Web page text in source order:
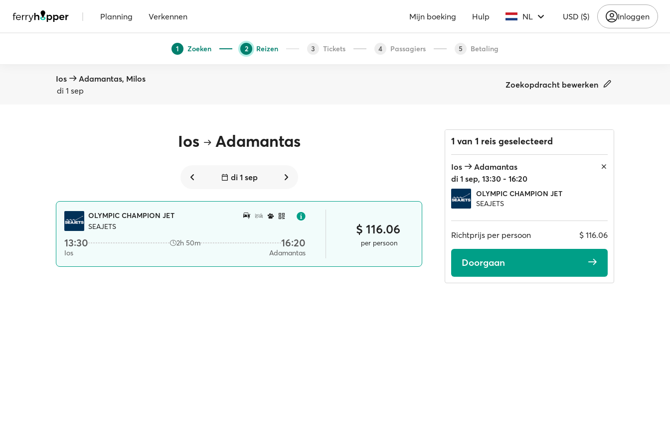
| Planning Verkennen Mijn boeking Hulp NL USD ($) Inloggen
1 Zoeken 2 Reizen 3 Tickets 4 Passagiers 5 Betaling
Ios
Adamantas, Milos
di 1 sep
Zoekopdracht bewerken
Ios Adamantas
di 1 sep
OLYMPIC CHAMPION JET
SEAJETS
13:30 2h 50m 16:20
Ios Adamantas
$ 116.06
per persoon
1 van 1 reis geselecteerd
Ios
Adamantas
di 1 sep, 13:30 - 16:20
OLYMPIC CHAMPION JET
SEAJETS
Richtprijs per persoon $ 116.06
Doorgaan